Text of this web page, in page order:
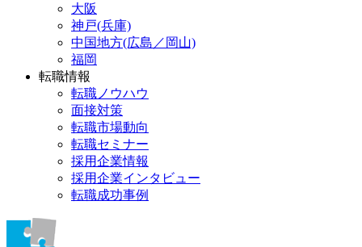
大阪
神戸(兵庫)
中国地方(広島／岡山)
福岡
転職情報
転職ノウハウ
面接対策
転職市場動向
転職セミナー
採用企業情報
採用企業インタビュー
転職成功事例